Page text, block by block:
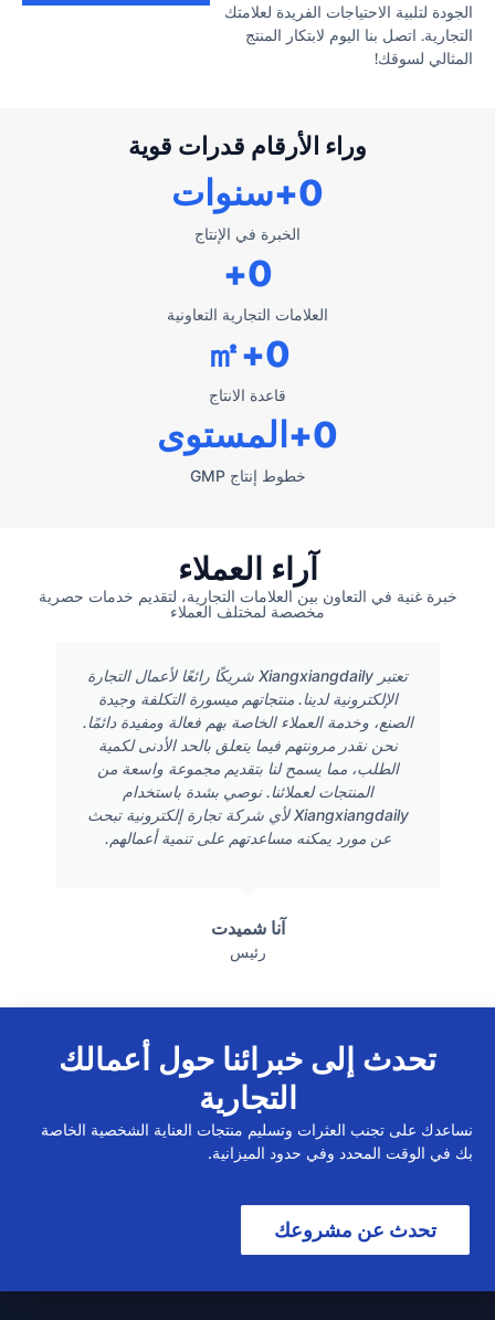
الجودة لتلبية الاحتياجات الفريدة لعلامتك
التجارية. اتصل بنا اليوم لابتكار المنتج
المثالي لسوقك!
وراء الأرقام قدرات قوية
الخبرة في الإنتاج
0+سنوات
العلامات التجارية التعاونية
0
+
قاعدة الانتاج
0
+㎡
خطوط إنتاج GMP
0+المستوى
آراء العملاء
خبرة غنية في التعاون بين العلامات التجارية، لتقديم خدمات حصرية
مخصصة لمختلف العملاء
تعتبر Xiangxiangdaily شريكًا رائعًا لأعمال التجارة
الإلكترونية لدينا. منتجاتهم ميسورة التكلفة وجيدة
الصنع، وخدمة العملاء الخاصة بهم فعالة ومفيدة دائمًا.
نحن نقدر مرونتهم فيما يتعلق بالحد الأدنى لكمية
الطلب، مما يسمح لنا بتقديم مجموعة واسعة من
المنتجات لعملائنا. نوصي بشدة باستخدام
Xiangxiangdaily لأي شركة تجارة إلكترونية تبحث
عن مورد يمكنه مساعدتهم على تنمية أعمالهم.
آنا شميدت
رئيس
تحدث إلى خبرائنا حول أعمالك
التجارية
نساعدك على تجنب العثرات وتسليم منتجات العناية الشخصية الخاصة
بك في الوقت المحدد وفي حدود الميزانية.
تحدث عن مشروعك